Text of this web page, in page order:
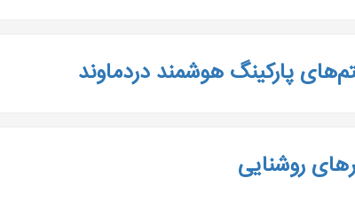
پارکینگ هوشمند دردماوند
روشنایی